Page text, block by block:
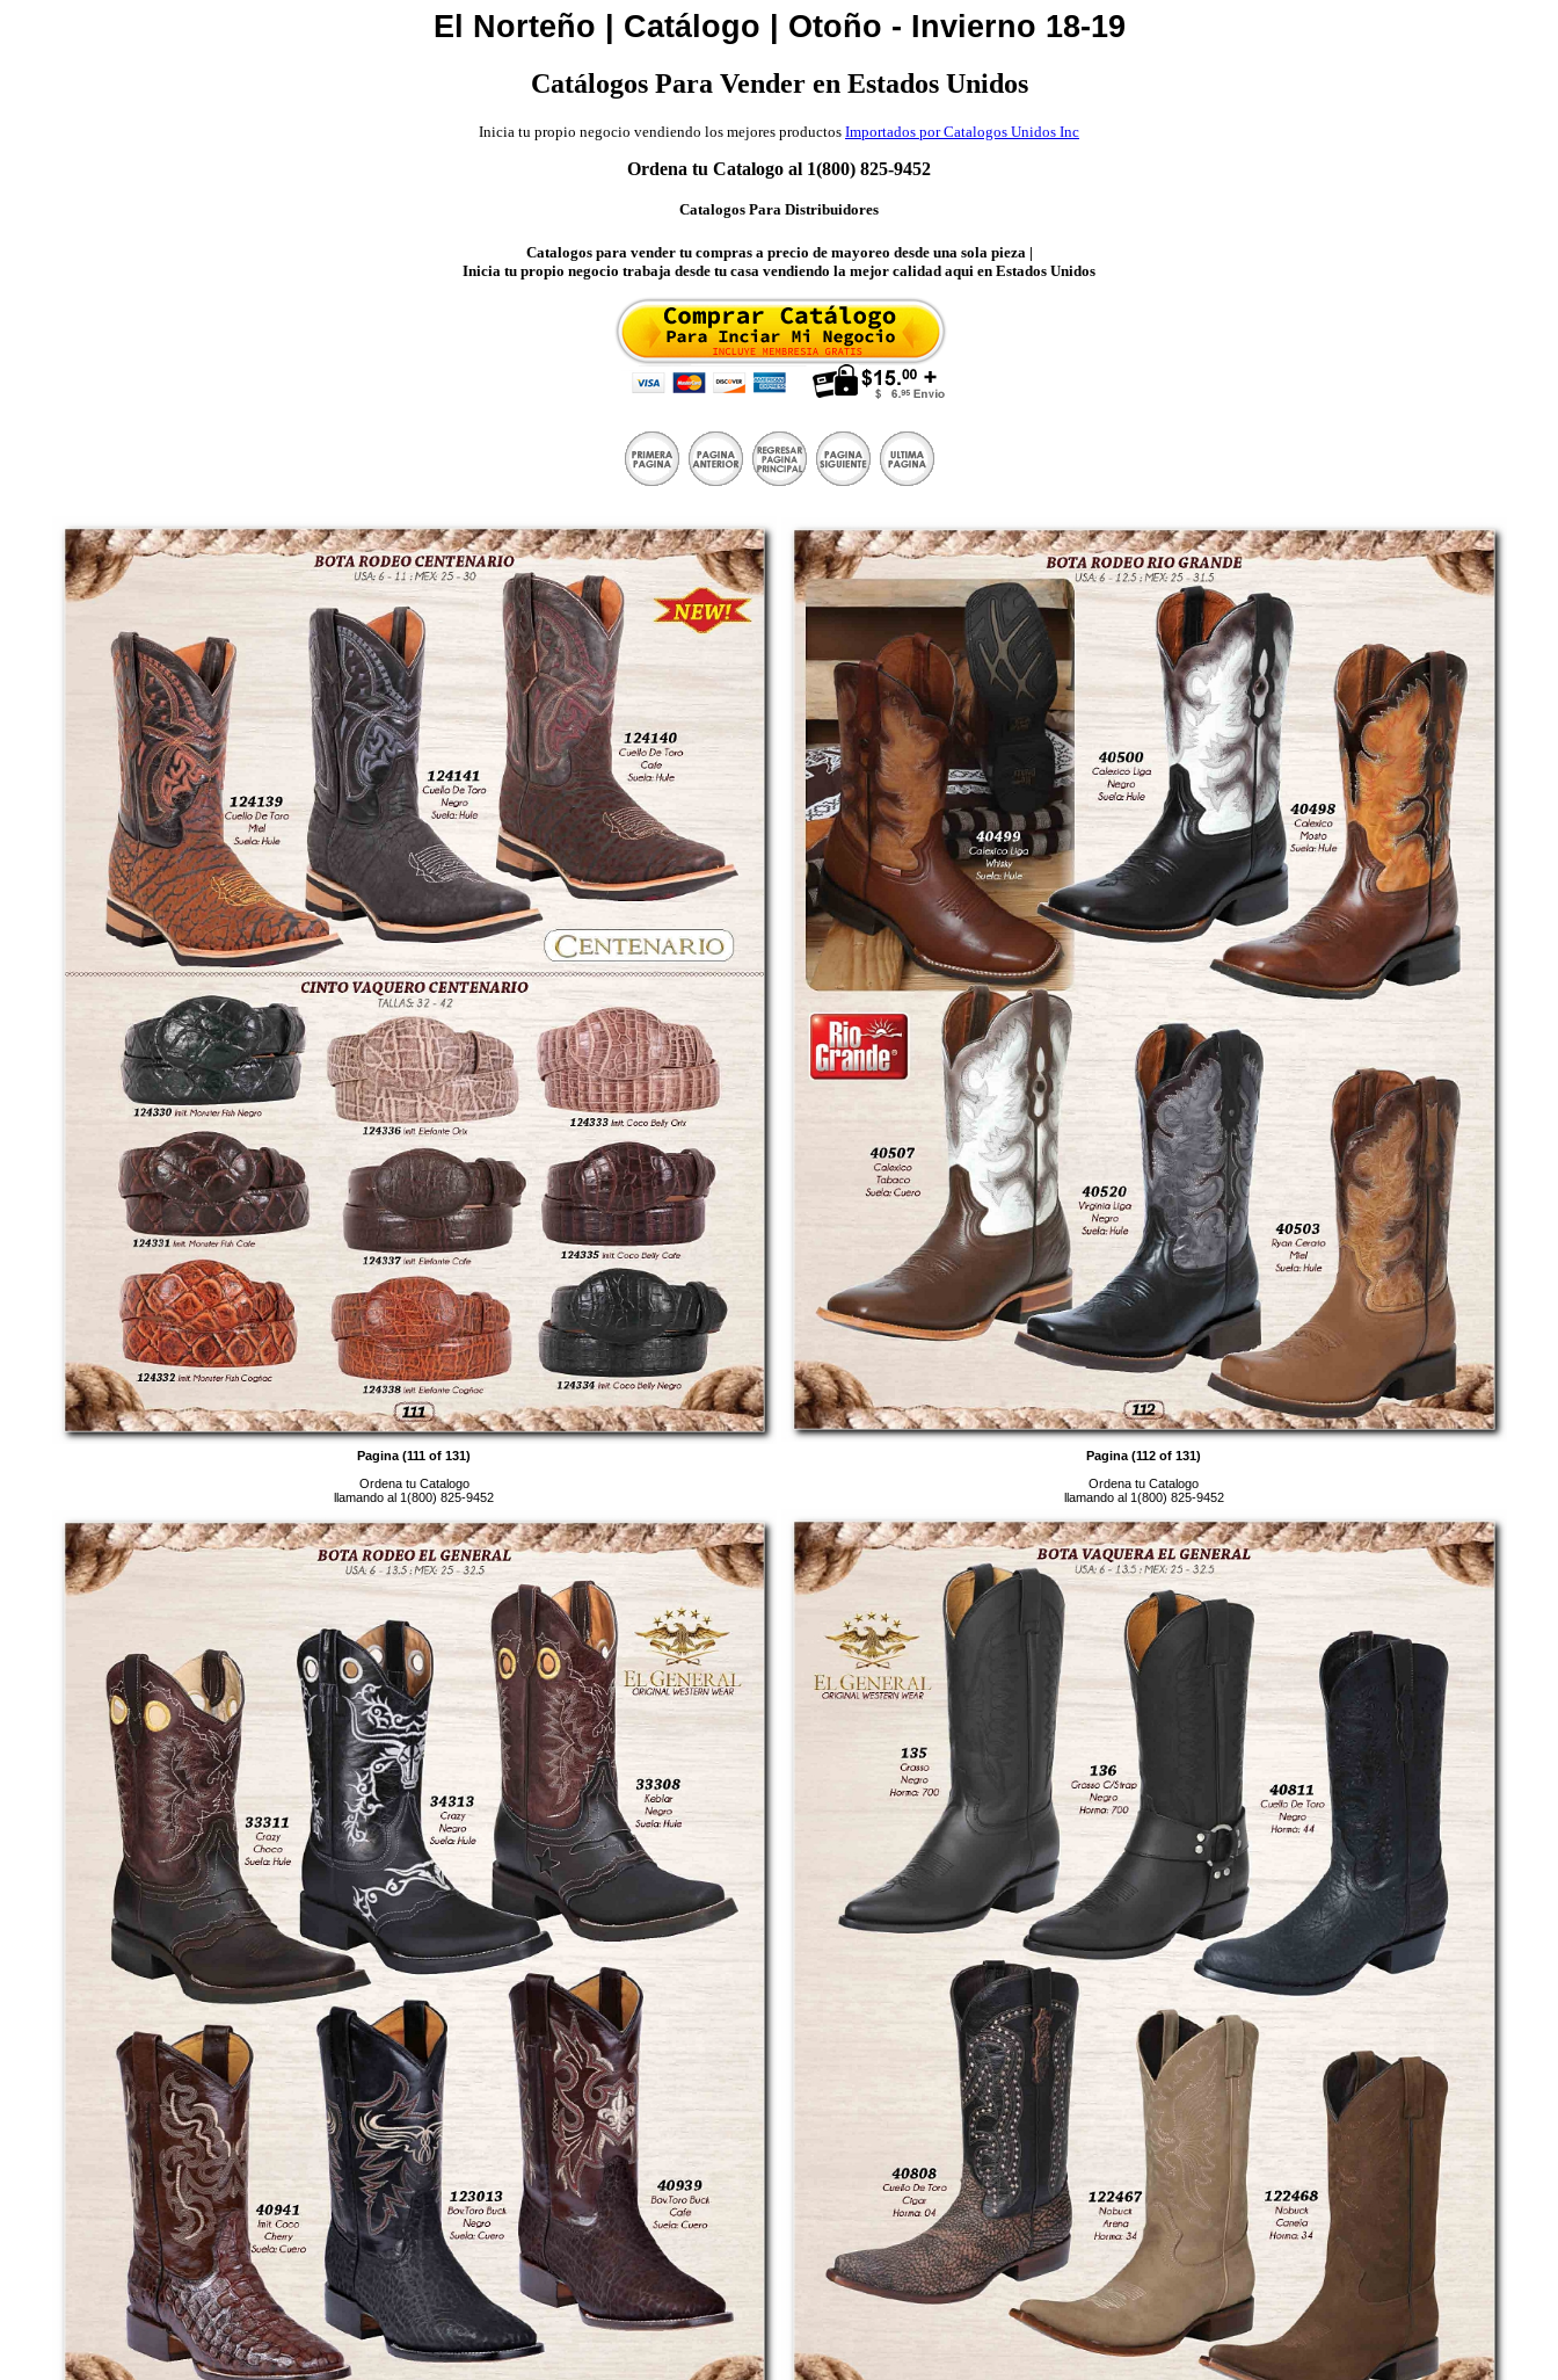
El Norteño | Catálogo | Otoño - Invierno 18-19
Catálogos Para Vender en Estados Unidos
Inicia tu propio negocio vendiendo los mejores productos Importados por Catalogos Unidos Inc
Ordena tu Catalogo al 1(800) 825-9452
Catalogos Para Distribuidores
Catalogos para vender tu compras a precio de mayoreo desde una sola pieza |
Inicia tu propio negocio trabaja desde tu casa vendiendo la mejor calidad aqui en Estados Unidos
Pagina (111 of 131)
Ordena tu Catalogo
llamando al 1(800) 825-9452
Pagina (112 of 131)
Ordena tu Catalogo
llamando al 1(800) 825-9452